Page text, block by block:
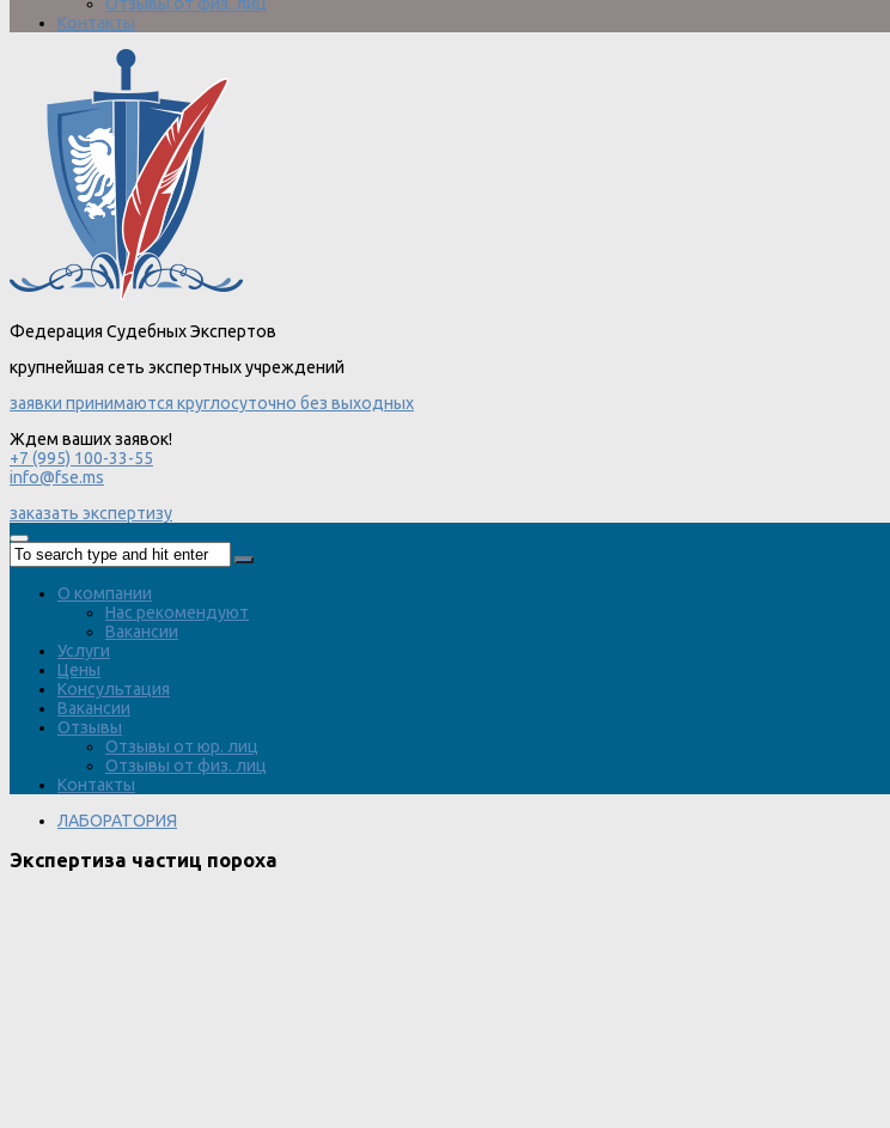
Отзывы от физ. лиц
Контакты
Федерация Судебных Экспертов
крупнейшая сеть экспертных учреждений
заявки принимаются круглосуточно без выходных
Ждем ваших заявок!
+7 (995) 100-33-55
info@fse.ms
заказать экспертизу
О компании
Нас рекомендуют
Вакансии
Услуги
Цены
Консультация
Вакансии
Отзывы
Отзывы от юр. лиц
Отзывы от физ. лиц
Контакты
ЛАБОРАТОРИЯ
Экспертиза частиц пороха